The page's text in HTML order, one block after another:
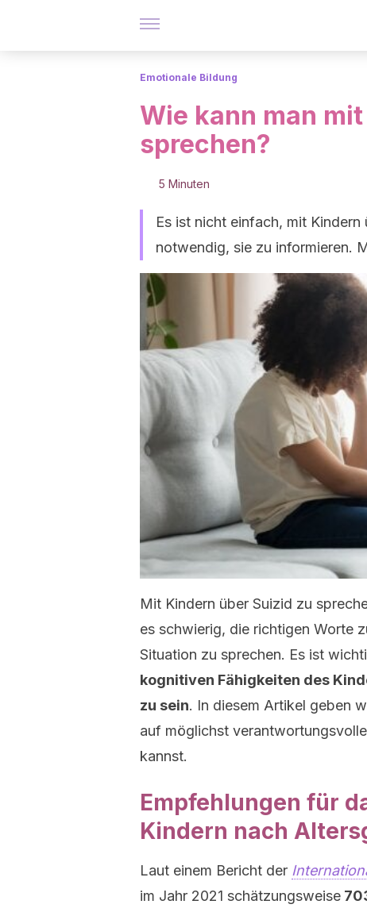
Emotionale Bildung
Wie kann man
sprechen?
5 Minuten
Es ist nicht einfach, mit
notwendig, sie zu informieren.
Mit Kindern über Suizid zu
es schwierig, die richtigen Worte
Situation zu sprechen. Es ist
kognitiven Fähigkeiten des
zu sein. In diesem Artikel geben
auf möglichst
kannst.
Empfehlungen für
Kindern nach
Laut einem Bericht der
im Jahr 2021 schätzungsweise